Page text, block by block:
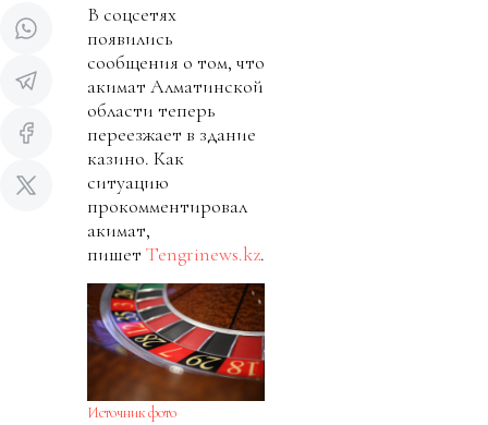
В соцсетях
появились
сообщения о том, что
акимат Алматинской
области теперь
переезжает в здание
казино. Как
ситуацию
прокомментировал
акимат,
пишет Tengrinews.kz.
Источник фото